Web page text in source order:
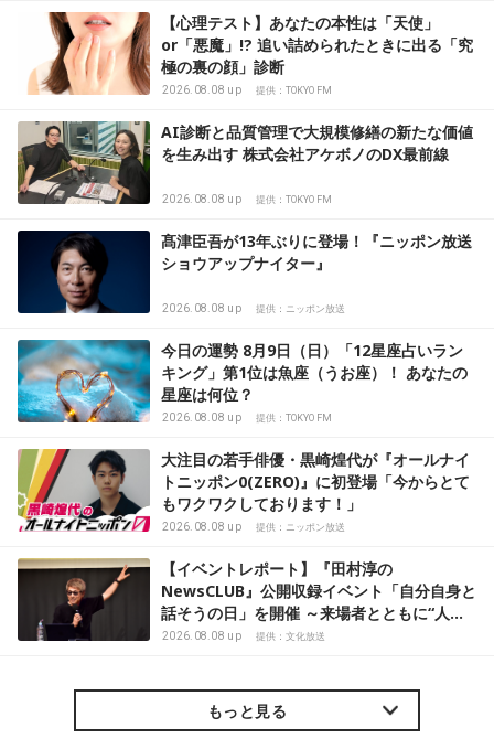
【心理テスト】あなたの本性は「天使」
or「悪魔」!? 追い詰められたときに出る「究
極の裏の顔」診断
2026.08.08 up 提供：TOKYO FM
AI診断と品質管理で大規模修繕の新たな価値
を生み出す 株式会社アケボノのDX最前線
2026.08.08 up 提供：TOKYO FM
髙津臣吾が13年ぶりに登場！『ニッポン放送
ショウアップナイター』
2026.08.08 up 提供：ニッポン放送
今日の運勢 8月9日（日）「12星座占いラン
キング」第1位は魚座（うお座）！ あなたの
星座は何位？
2026.08.08 up 提供：TOKYO FM
大注目の若手俳優・黒崎煌代が『オールナイ
トニッポン0(ZERO)』に初登場「今からとて
もワクワクしております！」
2026.08.08 up 提供：ニッポン放送
【イベントレポート】『田村淳の
NewsCLUB』公開収録イベント「自分自身と
話そうの日」を開催 ～来場者とともに“人生
の最後に流したい曲”などをテーマにトーク
2026.08.08 up 提供：文化放送
もっと見る